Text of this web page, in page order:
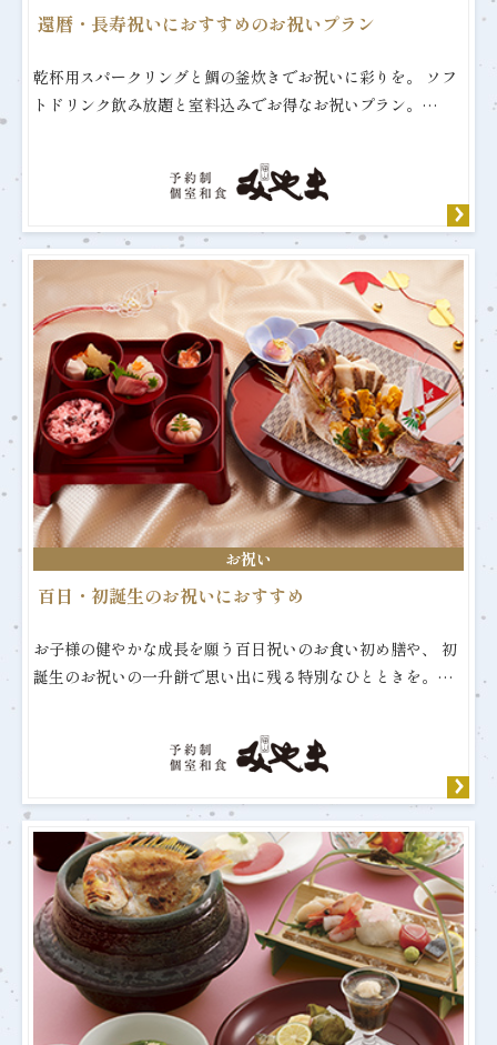
還暦・長寿祝いにおすすめのお祝いプラン
乾杯用スパークリングと鯛の釜炊きでお祝いに彩りを。 ソフ
トドリンク飲み放題と室料込みでお得なお祝いプラン。…
お祝い
百日・初誕生のお祝いにおすすめ
お子様の健やかな成長を願う百日祝いのお食い初め膳や、 初
誕生のお祝いの一升餅で思い出に残る特別なひとときを。…